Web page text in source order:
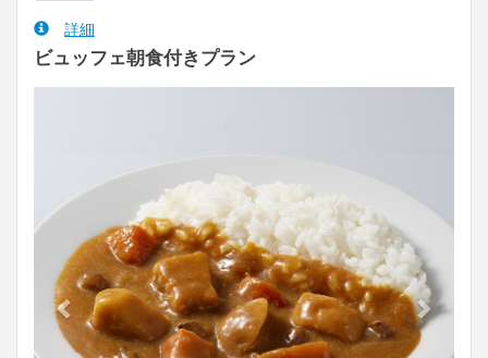
詳細
ビュッフェ朝食付きプラン